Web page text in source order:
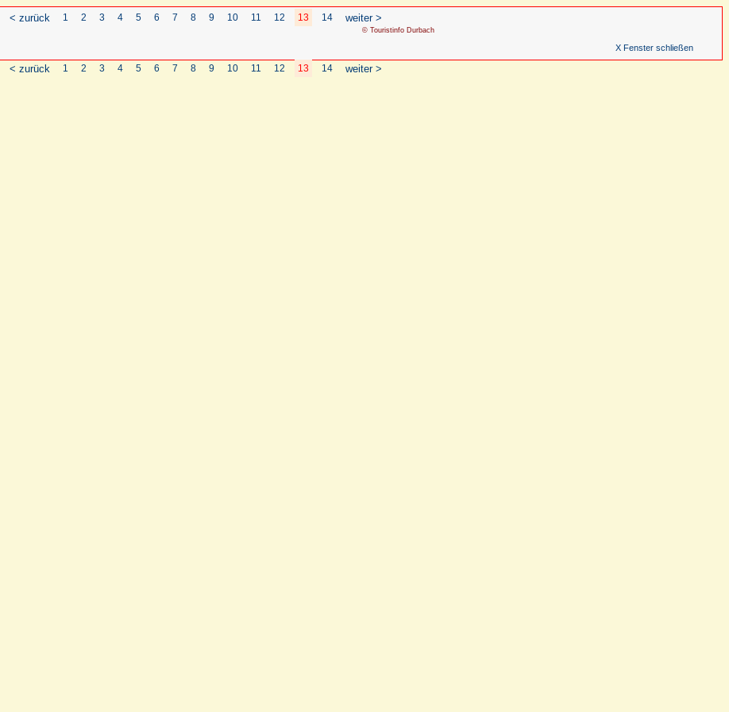
< zurück 1 2 3 4 5 6 7 8 9 10 11 12 13 14 weiter >
© Touristinfo Durbach
X Fenster schließen
< zurück 1 2 3 4 5 6 7 8 9 10 11 12 13 14 weiter >